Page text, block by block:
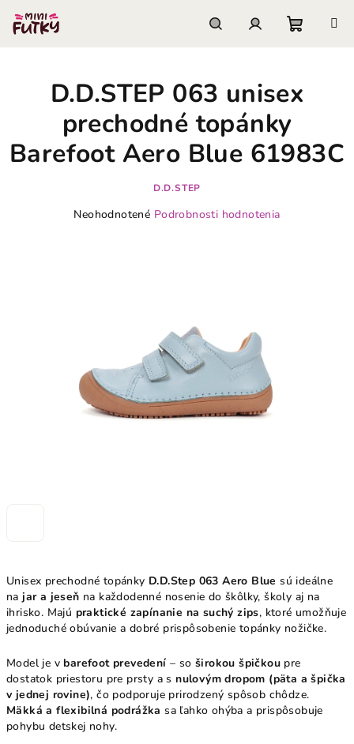
obsah
košík
Unisex prechodné topánky D.D.Step 063 Aero Blue sú ideálne
najar a jeseň na každodenné nosenie do škôlky, školy aj na
ihrisko. Majú praktické zapínanie na suchý zips, ktoré umožňuje
jednoduché obúvanie a dobré prispôsobenie topánky nožičke.
Model je v barefoot prevedení – soširokou špičkou pre
dostatok priestoru pre prsty a s nulovým dropom (päta a špička
v jednej rovine), čo podporuje prirodzený spôsob chôdze.
Mäkká a flexibilná podrážka sa ľahko ohýba a prispôsobuje
pohybu detskej nohy.
D.D.STEP 063 unisex
prechodné topánky
Barefoot Aero Blue 61983C
D.D.STEP
Priemerné
Neohodnotené Podrobnosti hodnotenia